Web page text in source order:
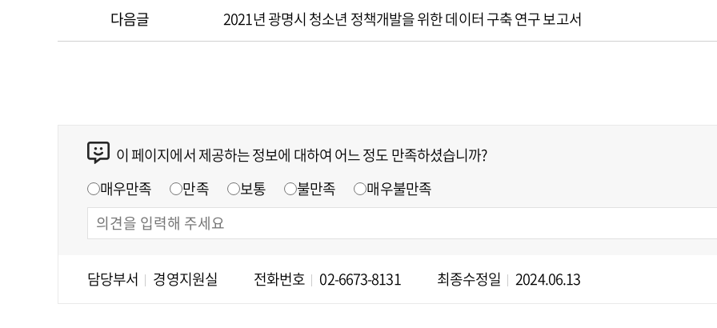
다음글 2021년 광명시 청소년 정책개발을 위한 데이터 구축 연구 보고서
이 페이지에서 제공하는 정보에 대하여 어느 정도 만족하셨습니까?
매우만족
만족 보통 불만족 매우불만족
담당부서 경영지원실 전화번호 02-6673-8131 최종수정일 2024.06.13